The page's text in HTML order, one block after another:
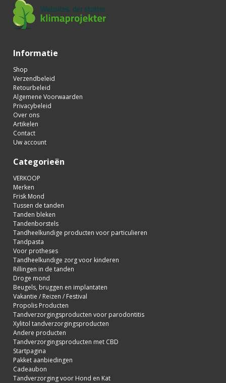
Informatie
Shop
Verzendbeleid
Retourbeleid
Algemene Voorwaarden
Privacybeleid
Over ons
Artikelen
Contact
Uw account
Categorieën
VERKOOP
Merken
Frisk Mond
Tussen de tanden
Tanden bleken
Tandenborstels
Tandheelkundige producten voor particulieren
Tandpasta
Voor protheses
Tandheelkundige zorg voor kinderen
Rillingen in de tanden
Droge mond
Beugels, bruggen en implantaten
Vakantie / Reizen / Festival
Propolis Producten
Tandverzorgingsproducten voor parodontitis
Xylitol tandverzorgingsproducten
Andere producten
Tandverzorgingsproducten met CBD
Startpagina
Pakket aanbiedingen
Cadeaubon
Tandverzorging voor Hond en Kat